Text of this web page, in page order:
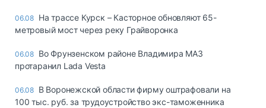
06.08 На трассе Курск – Касторное обновляют 65-
метровый мост через реку Грайворонка
06.08 Во Фрунзенском районе Владимира МАЗ
протаранил Lada Vesta
06.08 В Воронежской области фирму оштрафовали на
100 тыс. руб. за трудоустройство экс-таможенника